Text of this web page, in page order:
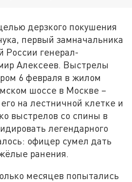
дерзкого покушения
первый замначальника
России генерал-
Алексеев. Выстрелы
6 февраля в жилом
шоссе в Москве –
на лестничной клетке и
выстрелов со спины в
легендарного
офицер сумел дать
ранения.
месяцев попытались